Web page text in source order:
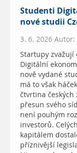
Studenti
nové studii
3. 6. 2026
Startupy zvažují
Digitální
nově vydané
má to však
čtvrtina českých
přesun svého
není pouhým
investorů.
kapitálem
příznivější